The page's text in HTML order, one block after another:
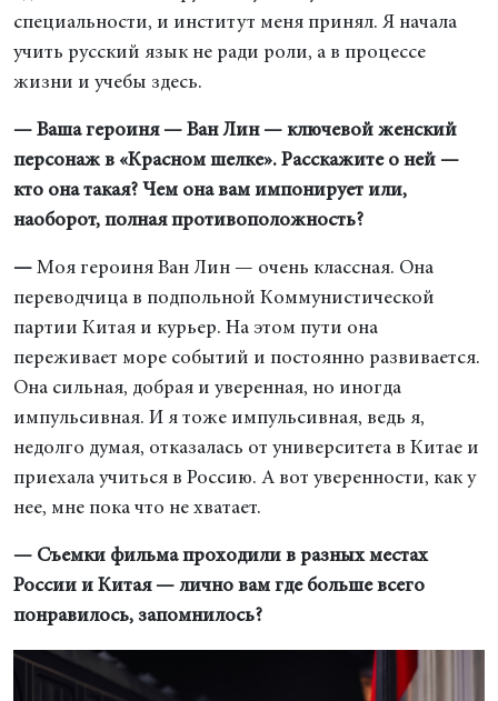
специальности, и институт меня принял. Я начала
учить русский язык не ради роли, а в процессе
жизни и учебы здесь.
— Ваша героиня — Ван Лин — ключевой женский
персонаж в «Красном шелке». Расскажите о ней —
кто она такая? Чем она вам импонирует или,
наоборот, полная противоположность?
— Моя героиня Ван Лин — очень классная. Она
переводчица в подпольной Коммунистической
партии Китая и курьер. На этом пути она
переживает море событий и постоянно развивается.
Она сильная, добрая и уверенная, но иногда
импульсивная. И я тоже импульсивная, ведь я,
недолго думая, отказалась от университета в Китае и
приехала учиться в Россию. А вот уверенности, как у
нее, мне пока что не хватает.
— Съемки фильма проходили в разных местах
России и Китая — лично вам где больше всего
понравилось, запомнилось?